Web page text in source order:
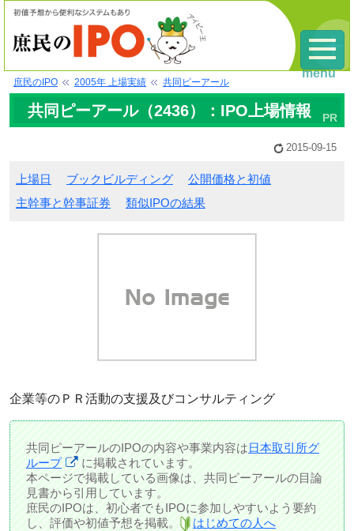
庶民のIPO 2005年 上場実績 共同ピーアール
共同ピーアール（2436）：IPO上場情報
2015-09-15
上場日 ブックビルディング
公開価格と初値
主幹事と幹事証券
類似IPOの結果
企業等のＰＲ活動の支援及びコンサルティング
共同ピーアールのIPOの内容や事業内容は日本取引所グ
ループ
に掲載されています。
本ページで掲載している画像は、共同ピーアールの目論
見書から引用しています。
庶民のIPOは、初心者でもIPOに参加しやすいよう要約
し、評価や初値予想を掲載。
はじめての人へ
menu